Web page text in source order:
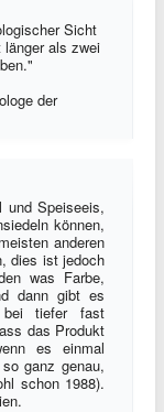
Sicht
länger als zwei
der
und Speiseeis,
können,
anderen
dies ist jedoch
was Farbe,
dann gibt es
bei tiefer fast
das Produkt
es einmal
ganz genau,
schon 1988).